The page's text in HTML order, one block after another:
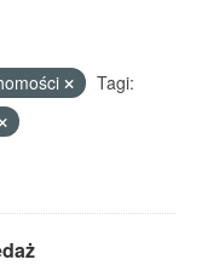
Tagi: